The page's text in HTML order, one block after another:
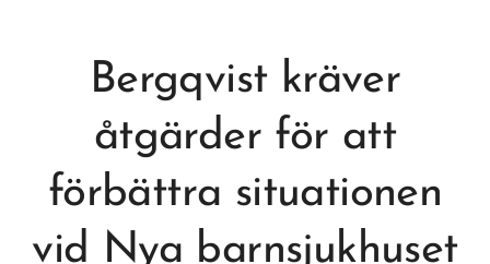
Bergqvist kräver
åtgärder för att
förbättra situationen
vid Nya barnsjukhuset